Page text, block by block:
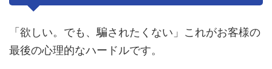
「欲しい。でも、騙されたくない」これがお客様の
最後の心理的なハードルです。